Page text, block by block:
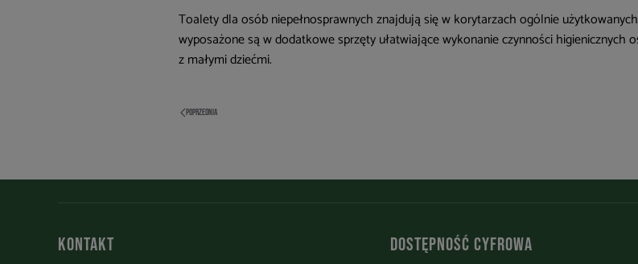
Toalety dla osób niepełnosprawnych znajdują się w korytarzach ogólnie
wyposażone są w dodatkowe sprzęty ułatwiające wykonanie czynności
z małymi dziećmi.
POPRZEDNIA
Kontakt Dostępność cyfrowa